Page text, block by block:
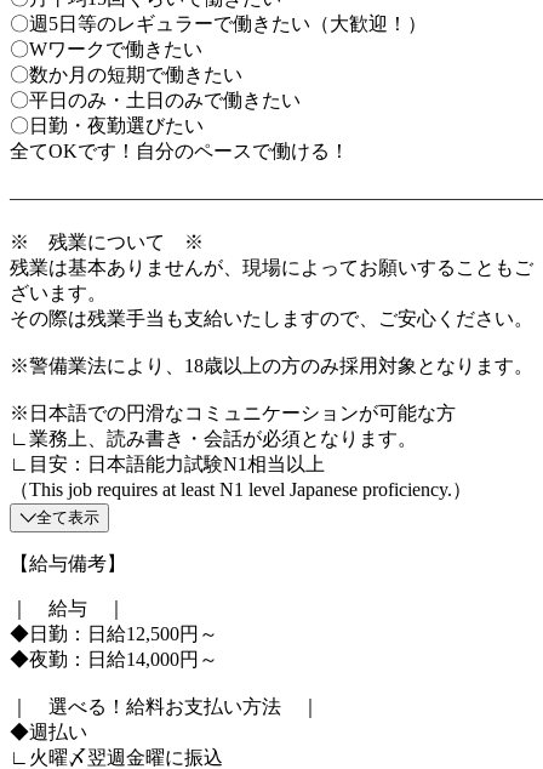
〇週5日等のレギュラーで働きたい（大歓迎！）
〇Wワークで働きたい
〇数か月の短期で働きたい
〇平日のみ・土日のみで働きたい
〇日勤・夜勤選びたい
全てOKです！自分のペースで働ける！
※ 残業について ※
残業は基本ありませんが、現場によってお願いすることもご
ざいます。
その際は残業手当も支給いたしますので、ご安心ください。
※警備業法により、18歳以上の方のみ採用対象となります。
※日本語での円滑なコミュニケーションが可能な方
∟業務上、読み書き・会話が必須となります。
∟目安：日本語能力試験N1相当以上
（This job requires at least N1 level Japanese proficiency.）
全て表示
【給与備考】
｜ 給与 ｜
◆日勤：日給12,500円～
◆夜勤：日給14,000円～
｜ 選べる！給料お支払い方法 ｜
◆週払い
∟火曜〆翌週金曜に振込